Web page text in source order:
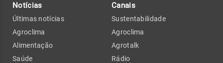
Notícias
Últimas notícias
Agroclima
Alimentação
Saúde
Canais
Sustentabilidade
Agroclima
Agrotalk
Rádio